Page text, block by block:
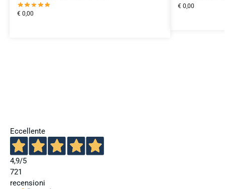
€0,00
€0,00
Eccellente
4,9/5
721
recensioni